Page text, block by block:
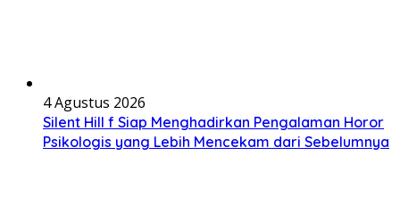
4 Agustus 2026
Silent Hill f Siap Menghadirkan Pengalaman Horor
Psikologis yang Lebih Mencekam dari Sebelumnya